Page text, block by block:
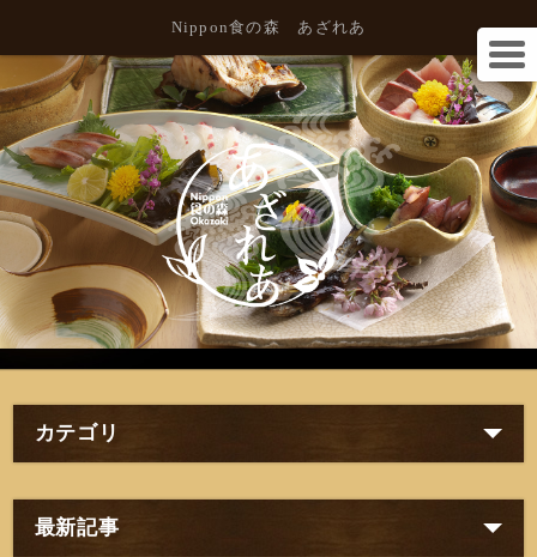
Nippon食の森 あざれあ
カテゴリ
最新記事